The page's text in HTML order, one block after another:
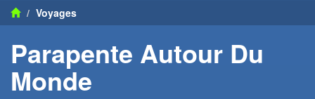
Voyages
Parapente Autour Du
Monde